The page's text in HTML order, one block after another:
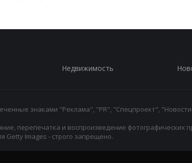
Недвижимость
знаками "Реклама", "PR", "Спецпроект",
перепечатка и воспроизведение фотографических
Getty Images - строго запрещено.